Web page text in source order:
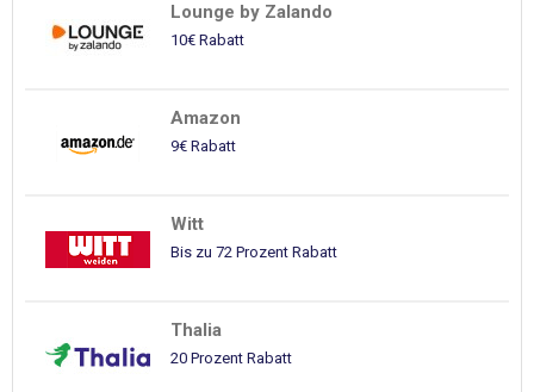
Lounge by Zalando
10€ Rabatt
Amazon
9€ Rabatt
Witt
Bis zu 72 Prozent Rabatt
Thalia
20 Prozent Rabatt